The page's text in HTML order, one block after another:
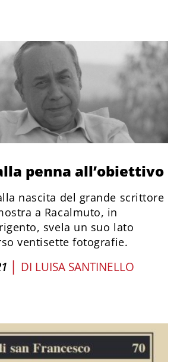
penna all’obiettivo
nascita del grande scrittore
a Racalmuto, in
svela un suo lato
ventisette fotografie.
| DI LUISA SANTINELLO